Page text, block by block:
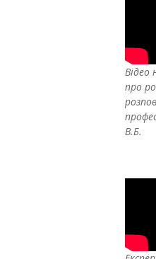
Відео
про
В.Б.